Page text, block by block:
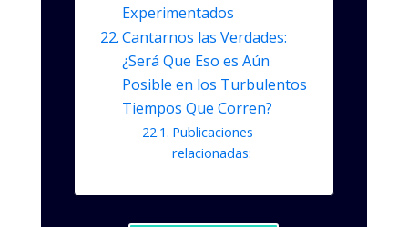
Experimentados
Cantarnos las Verdades:
¿Será Que Eso es Aún
Posible en los Turbulentos
Tiempos Que Corren?
Publicaciones
relacionadas: